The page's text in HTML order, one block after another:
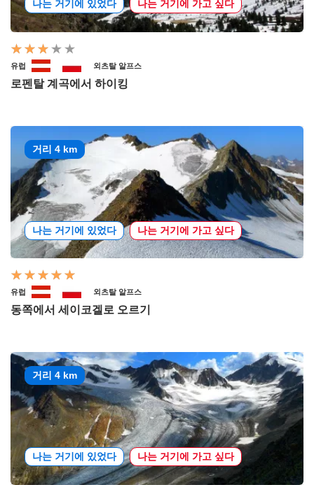
나는 거기에 있었다 나는 거기에 가고 싶다
유럽 외츠탈 알프스
로펜탈 계곡에서 하이킹
거리 4 km
나는 거기에 있었다 나는 거기에 가고 싶다
유럽 외츠탈 알프스
동쪽에서 세이코겔로 오르기
거리 4 km
나는 거기에 있었다 나는 거기에 가고 싶다